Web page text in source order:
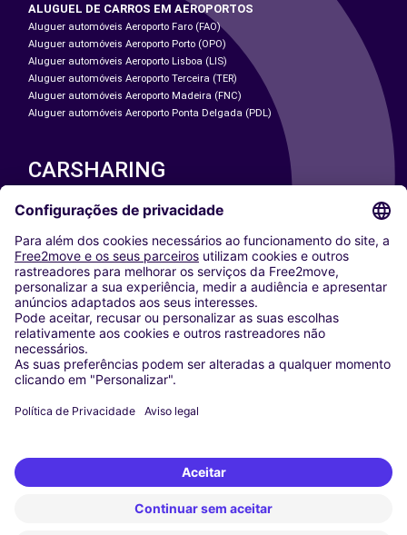
ALUGUEL DE CARROS EM AEROPORTOS
Aluguer automóveis Aeroporto Faro (FAO)
Aluguer automóveis Aeroporto Porto (OPO)
Aluguer automóveis Aeroporto Lisboa (LIS)
Aluguer automóveis Aeroporto Terceira (TER)
Aluguer automóveis Aeroporto Madeira (FNC)
Aluguer automóveis Aeroporto Ponta Delgada (PDL)
CARSHARING
NOSSAS CIDADES
Washington DC
Milan
Rome
Turin
Vienna
Berlin
Cologne
Dusseldorf
Frankfurt
Munich